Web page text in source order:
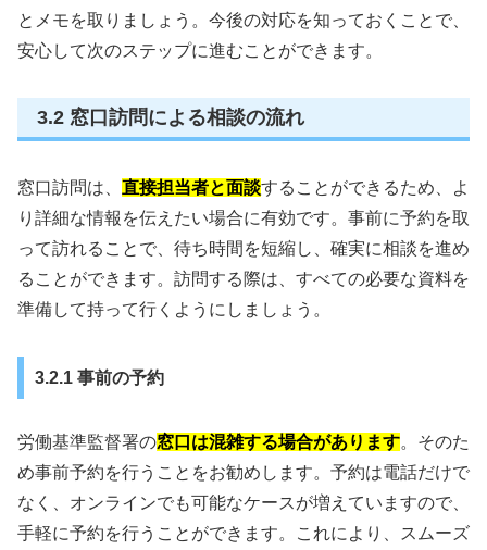
とメモを取りましょう。今後の対応を知っておくことで、
安心して次のステップに進むことができます。
3.2 窓口訪問による相談の流れ
窓口訪問は、 直接担当者と面談することができるため、よ
り詳細な情報を伝えたい場合に有効です。事前に予約を取
って訪れることで、待ち時間を短縮し、確実に相談を進め
ることができます。訪問する際は、すべての必要な資料を
準備して持って行くようにしましょう。
3.2.1 事前の予約
労働基準監督署の窓口は混雑する場合があります。そのた
め事前予約を行うことをお勧めします。予約は電話だけで
なく、オンラインでも可能なケースが増えていますので、
手軽に予約を行うことができます。これにより、スムーズ